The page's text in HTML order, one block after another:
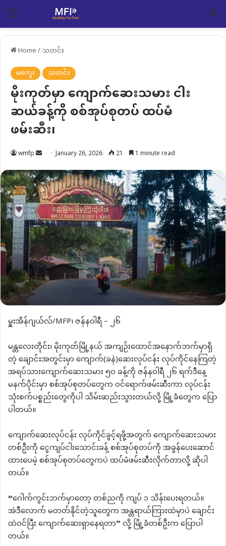
Menu
Home/သတင်း
မကွေး
သတင်း
မိုးကုတ်မှာ ကျောက်ဆေးသမား ငါး
ဆယ်ခန့်ကို စစ်အုပ်စုတပ် ထပ်မံ
ဖမ်းဆီး၊
wmfp Send
email
January 26, 2026 21 1 minute read
မှူးအိန်ဂျယ်လ်/MFP၊ ဇန်နဝါရီ – ၂၆
မန္တလေးတိုင်း၊ မိုးကုတ်မြို့နယ် အကျဉ်းထောင်အနောက်ဘက်မှာရှိ
တဲ့ ချောင်းအတွင်းမှာ ကျောက်(ခနဲ)ဆေးလုပ်ငန်း လုပ်ကိုင်နေကြတဲ့
အရပ်သားကျောက်ဆေးသမား ၅၀ ခန့်ကို ဇန်နဝါရီ ၂၆ ရက်ဒီနေ့
မနက်ပိုင်းမှာ စစ်အုပ်စုတပ်တွေက ဝင်ရောက်ဖမ်းဆီးကာ လုပ်ငန်း
သုံးစက်ပစ္စည်းတွေကိုပါ သိမ်းဆည်းသွားတယ်လို့ မြို့ခံတွေက ပြော
ပါတယ်။
ကျောက်ဆေးလုပ်ငန်း လုပ်ကိုင်ခွင့်ရဖို့အတွက် ကျောက်ဆေးသမား
တစ်ဦးကို ငွေကျပ်ငါးသောင်းခန့် စစ်အုပ်စုတပ်ကို အခွန်ပေးဆောင်
ထားပေမဲ့ စစ်အုပ်စုတပ်တွေကပဲ ထပ်မံဖမ်းဆီးလိုက်တာလို့ ဆိုပါ
တယ်။
“ဂေါက်ကွင်းဘက်မှာတော့ တစ်ညကို ကျပ် ၁ သိန်းပေးရတယ်။
အဲဒီလောက် မတတ်နိုင်တဲ့သူတွေက အန္တရာယ်ကြားထဲမှာပဲ ချောင်း
ထဲဝင်ပြီး ကျောက်ဆေးရှာနေရတာ” လို့ မြို့ခံတစ်ဦးက ပြောပါ
တယ်။